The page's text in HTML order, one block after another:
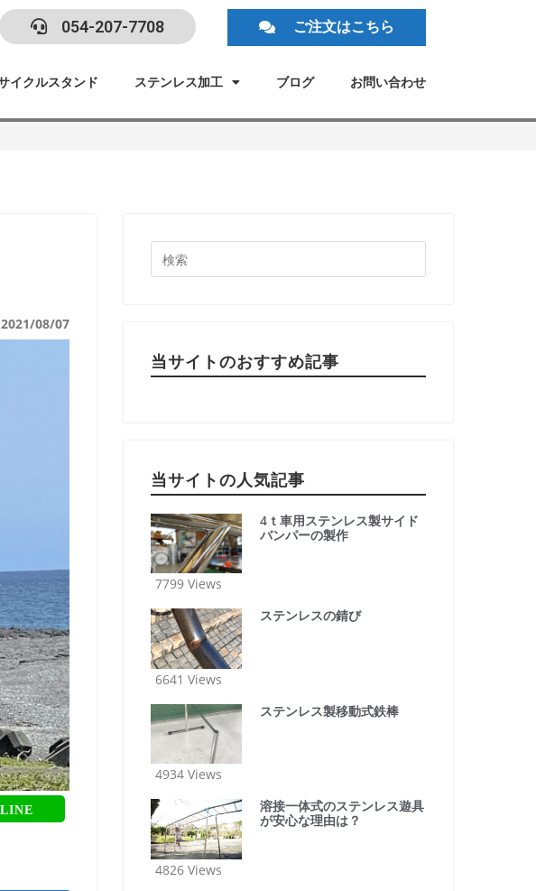
054-207-7708 ご注文はこちら
イクルスタンド ステンレス加工 ブログ お問い合わせ
08/07
LINE
当サイトのおすすめ記事
当サイトの人気記事
4ｔ車用ステンレス製サイド
バンパーの製作
7799 Views
ステンレスの錆び
6641 Views
ステンレス製移動式鉄棒
4934 Views
溶接一体式のステンレス遊具
が安心な理由は？
4826 Views